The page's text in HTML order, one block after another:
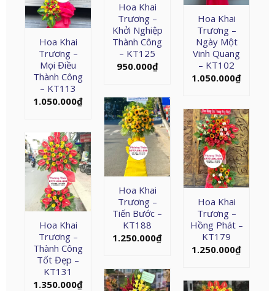
Hoa Khai
Trương –
Khởi Nghiệp
Thành Công
– KT125
950.000₫
Hoa Khai
Trương –
Ngày Một
Vinh Quang
– KT102
1.050.000₫
Hoa Khai
Trương –
Mọi Điều
Thành Công
– KT113
1.050.000₫
Hoa Khai
Trương –
Tiến Bước –
KT188
1.250.000₫
Hoa Khai
Trương –
Hồng Phát –
KT179
1.250.000₫
Hoa Khai
Trương –
Thành Công
Tốt Đẹp –
KT131
1.350.000₫